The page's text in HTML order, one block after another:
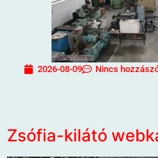
2026-08-09 Nincs
Zsófia-kilátó